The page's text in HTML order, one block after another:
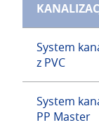
System
z PVC
System
PP Master